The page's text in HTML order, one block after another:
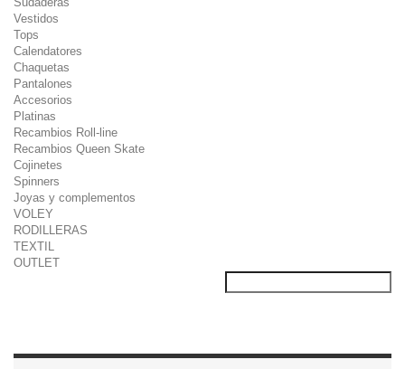
Vestidos
Tops
Calendatores
Chaquetas
Pantalones
Accesorios
Platinas
Recambios Roll-line
Recambios Queen Skate
Cojinetes
Spinners
Joyas y complementos
VOLEY
RODILLERAS
TEXTIL
OUTLET